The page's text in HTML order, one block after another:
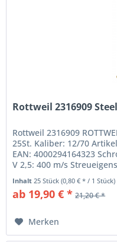
Rottweil 2316909
Rottweil 2316909
25St. Kaliber: 12/70
EAN: 4000294164323
V 2,5: 400 m/s
Inhalt25 Stück(0,80 € * / 1 Stück)
ab 19,90 € * 21,20 € *
Merken